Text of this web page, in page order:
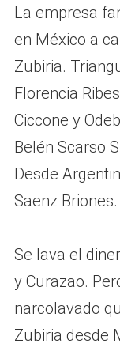
La empresa
en México a
Zubiria.
Florencia
Ciccone y
Belén Scarso
Desde
Saenz Briones.
Se lava el
y Curazao.
narcolavado
Zubiria desde